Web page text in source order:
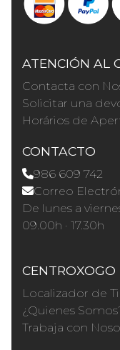
ATENCIÓN AL
Contacta con
Solicitar una
Horários de
CONTACTO
986 609 742
Correo
De lunes a
09.00h · 17.30h
CENTROXOGO
Localizador de
¿Quienes
Trabaja con